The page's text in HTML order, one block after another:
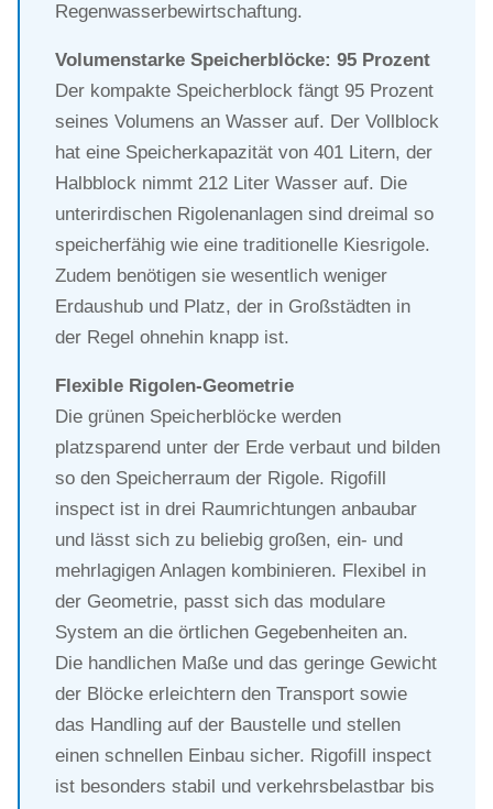
Regenwasserbewirtschaftung.
Volumenstarke Speicherblöcke: 95 Prozent
Der kompakte Speicherblock fängt 95 Prozent
seines Volumens an Wasser auf. Der Vollblock
hat eine Speicherkapazität von 401 Litern, der
Halbblock nimmt 212 Liter Wasser auf. Die
unterirdischen Rigolenanlagen sind dreimal so
speicherfähig wie eine traditionelle Kiesrigole.
Zudem benötigen sie wesentlich weniger
Erdaushub und Platz, der in Großstädten in
der Regel ohnehin knapp ist.
Flexible Rigolen-Geometrie
Die grünen Speicherblöcke werden
platzsparend unter der Erde verbaut und bilden
so den Speicherraum der Rigole. Rigofill
inspect ist in drei Raumrichtungen anbaubar
und lässt sich zu beliebig großen, ein- und
mehrlagigen Anlagen kombinieren. Flexibel in
der Geometrie, passt sich das modulare
System an die örtlichen Gegebenheiten an.
Die handlichen Maße und das geringe Gewicht
der Blöcke erleichtern den Transport sowie
das Handling auf der Baustelle und stellen
einen schnellen Einbau sicher. Rigofill inspect
ist besonders stabil und verkehrsbelastbar bis